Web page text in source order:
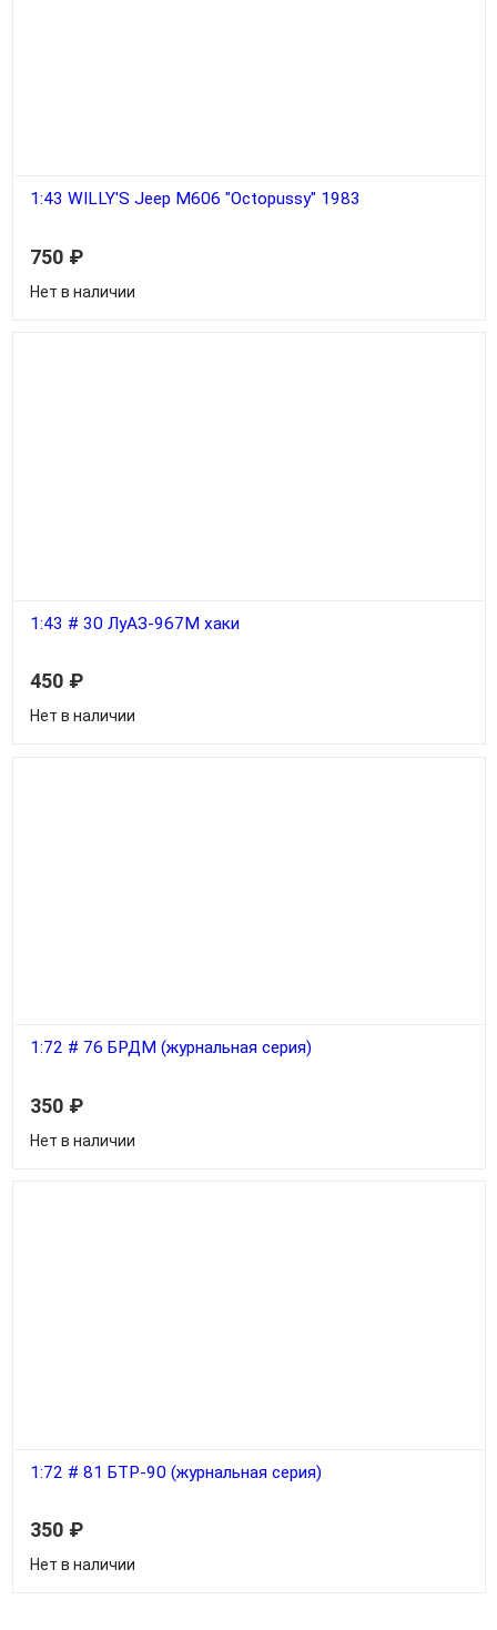
1:43 WILLY'S Jeep M606 "Octopussy" 1983
750 ₽
Нет в наличии
1:43 # 30 ЛуАЗ-967М хаки
450 ₽
Нет в наличии
1:72 # 76 БРДМ (журнальная серия)
350 ₽
Нет в наличии
1:72 # 81 БТР-90 (журнальная серия)
350 ₽
Нет в наличии